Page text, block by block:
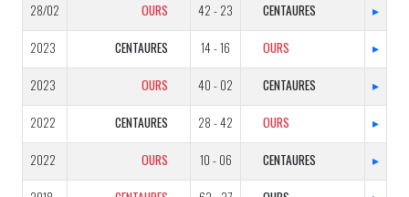
28/02
OURS 42 - 23 CENTAURES ▸
2023 CENTAURES 14 - 16 OURS ▸
2023 OURS 40 - 02 CENTAURES ▸
2022 CENTAURES 28 - 42 OURS ▸
2022 OURS 10 - 06 CENTAURES ▸